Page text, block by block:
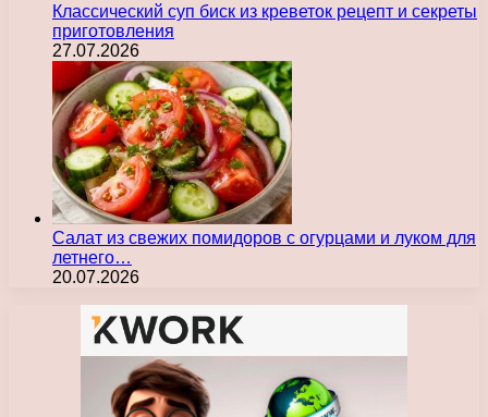
Классический суп биск из креветок рецепт и секреты
приготовления
27.07.2026
Салат из свежих помидоров с огурцами и луком для
летнего…
20.07.2026